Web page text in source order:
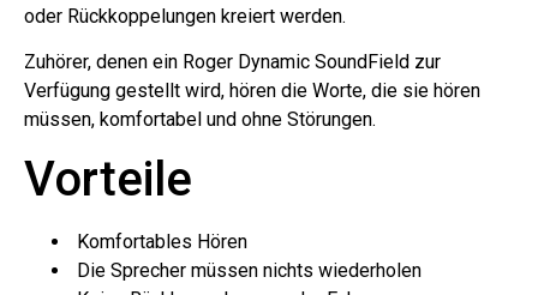
oder Rückkoppelungen kreiert werden.
Zuhörer, denen ein Roger Dynamic SoundField zur
Verfügung gestellt wird, hören die Worte, die sie hören
müssen, komfortabel und ohne Störungen.
Vorteile
Komfortables Hören
Die Sprecher müssen nichts wiederholen